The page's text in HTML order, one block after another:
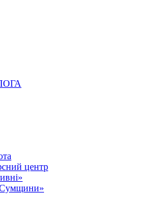
центр
Сумщини»